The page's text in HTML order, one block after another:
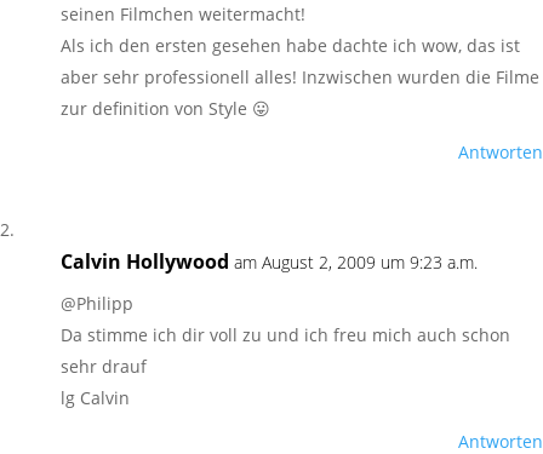
seinen Filmchen weitermacht!
Als ich den ersten gesehen habe dachte ich wow, das ist
aber sehr professionell alles! Inzwischen wurden die Filme
zur definition von Style 😛
Antworten
Calvin Hollywood am August 2, 2009 um 9:23 a.m.
@Philipp
Da stimme ich dir voll zu und ich freu mich auch schon
sehr drauf
lg Calvin
Antworten